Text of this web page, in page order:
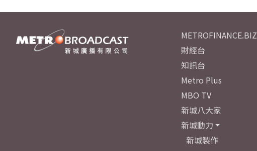
METROFINANCE.BIZ
財經台
知訊台
Metro Plus
MBO TV
新城八大家
新城動力
新城製作